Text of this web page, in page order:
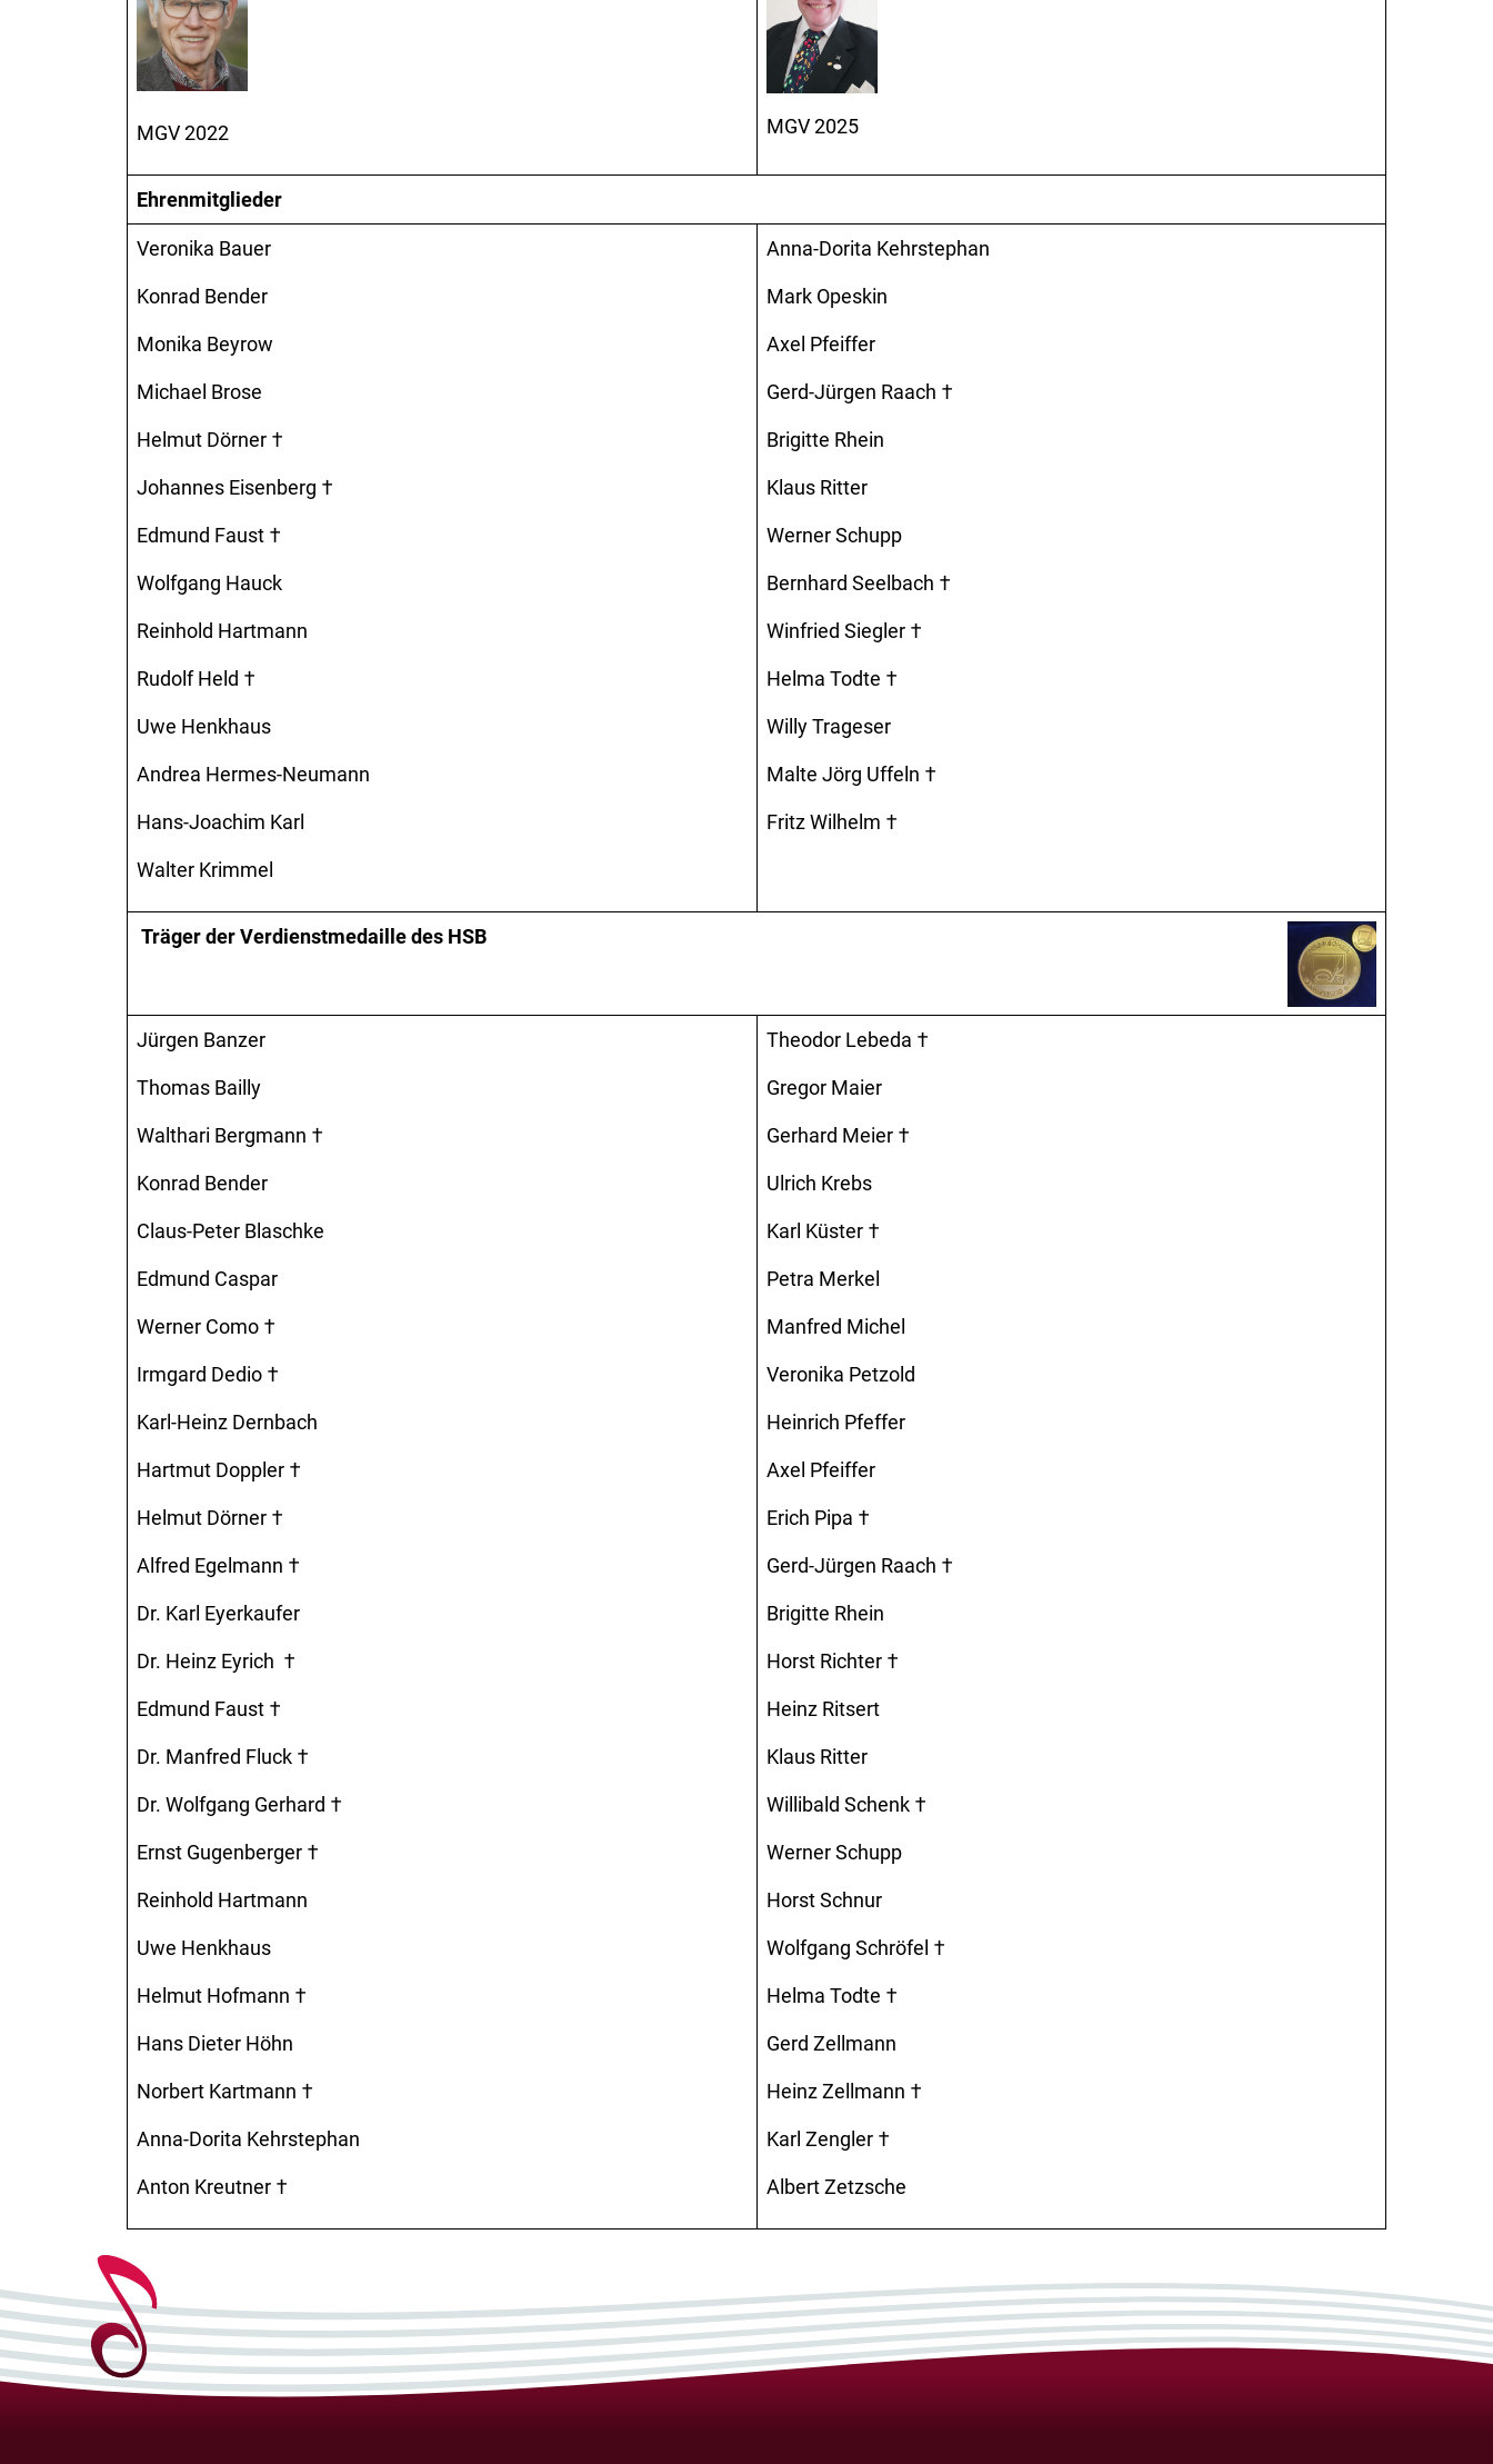
MGV 2022 MGV 2025
Ehrenmitglieder
Veronika Bauer
Konrad Bender
Monika Beyrow
Michael Brose
Helmut Dörner †
Johannes Eisenberg †
Edmund Faust †
Wolfgang Hauck
Reinhold Hartmann
Rudolf Held †
Uwe Henkhaus
Andrea Hermes-Neumann
Hans-Joachim Karl
Walter Krimmel
Anna-Dorita Kehrstephan
Mark Opeskin
Axel Pfeiffer
Gerd-Jürgen Raach †
Brigitte Rhein
Klaus Ritter
Werner Schupp
Bernhard Seelbach †
Winfried Siegler †
Helma Todte †
Willy Trageser
Malte Jörg Uffeln †
Fritz Wilhelm †
Träger der Verdienstmedaille des HSB
Jürgen Banzer
Thomas Bailly
Walthari Bergmann †
Konrad Bender
Claus-Peter Blaschke
Edmund Caspar
Werner Como †
Irmgard Dedio †
Karl-Heinz Dernbach
Hartmut Doppler †
Helmut Dörner †
Alfred Egelmann †
Dr. Karl Eyerkaufer
Dr. Heinz Eyrich †
Edmund Faust †
Dr. Manfred Fluck †
Dr. Wolfgang Gerhard †
Ernst Gugenberger †
Reinhold Hartmann
Uwe Henkhaus
Helmut Hofmann †
Hans Dieter Höhn
Norbert Kartmann †
Anna-Dorita Kehrstephan
Anton Kreutner †
Theodor Lebeda †
Gregor Maier
Gerhard Meier †
Ulrich Krebs
Karl Küster †
Petra Merkel
Manfred Michel
Veronika Petzold
Heinrich Pfeffer
Axel Pfeiffer
Erich Pipa †
Gerd-Jürgen Raach †
Brigitte Rhein
Horst Richter †
Heinz Ritsert
Klaus Ritter
Willibald Schenk †
Werner Schupp
Horst Schnur
Wolfgang Schröfel †
Helma Todte †
Gerd Zellmann
Heinz Zellmann †
Karl Zengler †
Albert Zetzsche